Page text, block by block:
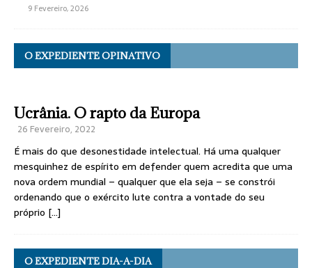
9 Fevereiro, 2026
O EXPEDIENTE OPINATIVO
Ucrânia. O rapto da Europa
26 Fevereiro, 2022
É mais do que desonestidade intelectual. Há uma qualquer
mesquinhez de espírito em defender quem acredita que uma
nova ordem mundial – qualquer que ela seja – se constrói
ordenando que o exército lute contra a vontade do seu
próprio […]
O EXPEDIENTE DIA-A-DIA